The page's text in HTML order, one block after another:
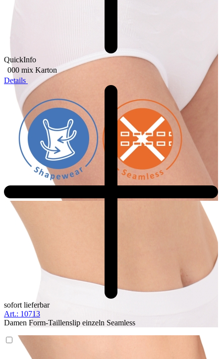
QuickInfo
000 mix Karton
Details
sofort lieferbar
Art.: 10713
Damen Form-Taillenslip einzeln Seamless